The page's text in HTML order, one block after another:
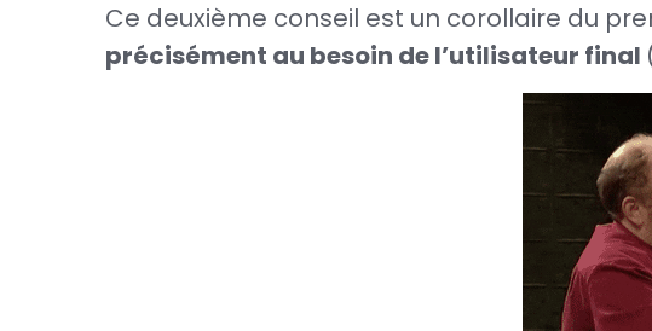
Ce deuxième conseil est un corollaire du
précisément au besoin de l’utilisateur final